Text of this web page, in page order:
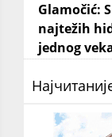
Glamočić:
najtežih
jednog